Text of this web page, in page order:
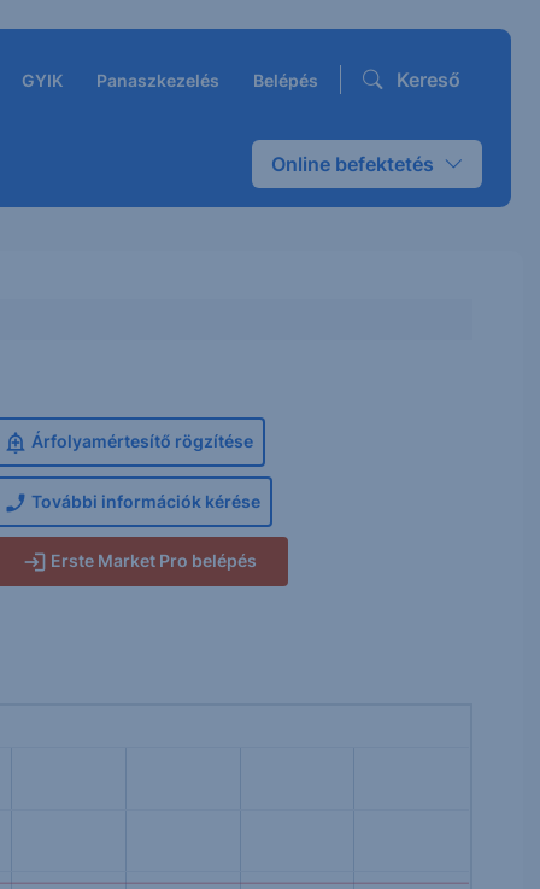
GYIK Panaszkezelés Belépés Kereső
Online befektetés
Árfolyamértesítő rögzítése
További információk kérése
Erste Market Pro belépés